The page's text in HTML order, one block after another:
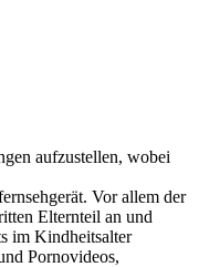
aufzustellen, wobei
Vor allem der
Elternteil an und
im Kindheitsalter
Pornovideos,